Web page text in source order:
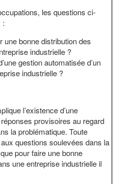
les questions ci-
:
une bonne distribution des
industrielle ?
gestion automatisée d’un
industrielle ?
l’existence d’une
provisoires au regard
la problématique. Toute
questions soulevées dans la
pour faire une bonne
une entreprise industrielle il